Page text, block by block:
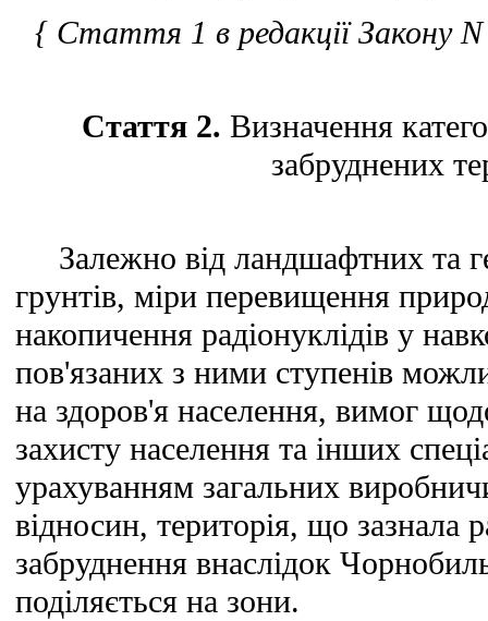
{ Стаття 1 в редакції Закону
Стаття 2. Визначення
забруднених
Залежно від ландшафтних та
грунтів, міри перевищення
накопичення радіонуклідів у
пов'язаних з ними ступенів
на здоров'я населення, вимог
захисту населення та інших
урахуванням загальних
відносин, територія, що зазнала
забруднення внаслідок
поділяється на зони.